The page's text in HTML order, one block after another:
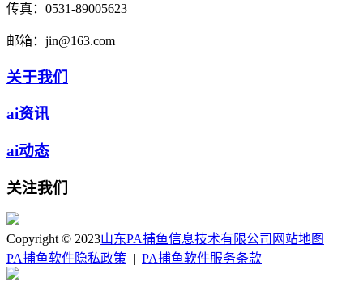
传真： 0531-89005623
邮箱： jin@163.com
关于我们
ai资讯
ai动态
关注我们
Copyright © 2023山东PA捕鱼信息技术有限公司 网站地图
PA捕鱼软件隐私政策
PA捕鱼软件服务条款